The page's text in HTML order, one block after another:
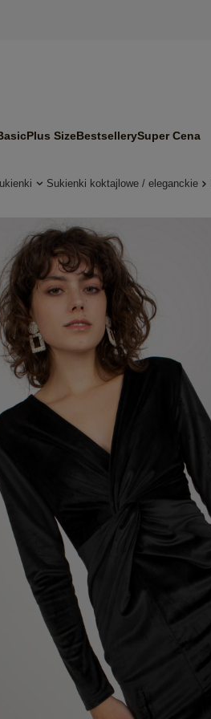
Plus SizeBestsellerySuper Cena
Sukienki koktajlowe / eleganckie